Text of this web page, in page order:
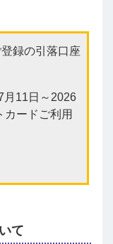
録の引落口座
月11日～2026
ードご利用
て